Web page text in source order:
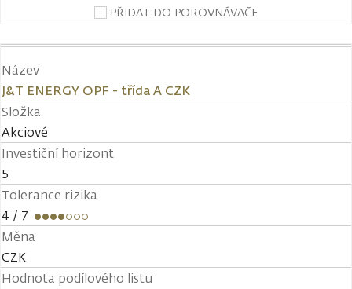
PŘIDAT DO POROVNÁVAČE
Název
J&T ENERGY OPF - třída A CZK
Složka
Akciové
Investiční horizont
5
Tolerance rizika
4 / 7
Měna
CZK
Hodnota podílového listu